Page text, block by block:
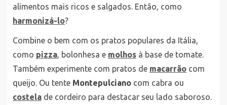
alimentos mais ricos e salgados. Então, como
harmonizá-lo?
Combine o bem com os pratos populares da Itália,
como pizza, bolonhesa e molhos à base de tomate.
Também experimente com pratos de macarrão com
queijo. Ou tente Montepulciano com cabra ou
costela de cordeiro para destacar seu lado saboroso.